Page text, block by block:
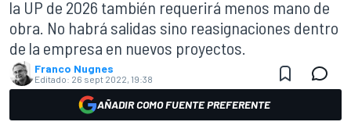
la UP de 2026 también requerirá menos mano de
obra. No habrá salidas sino reasignaciones dentro
de la empresa en nuevos proyectos.
Franco Nugnes
Editado: 26 sept 2022, 19:38
AÑADIR COMO FUENTE PREFERENTE